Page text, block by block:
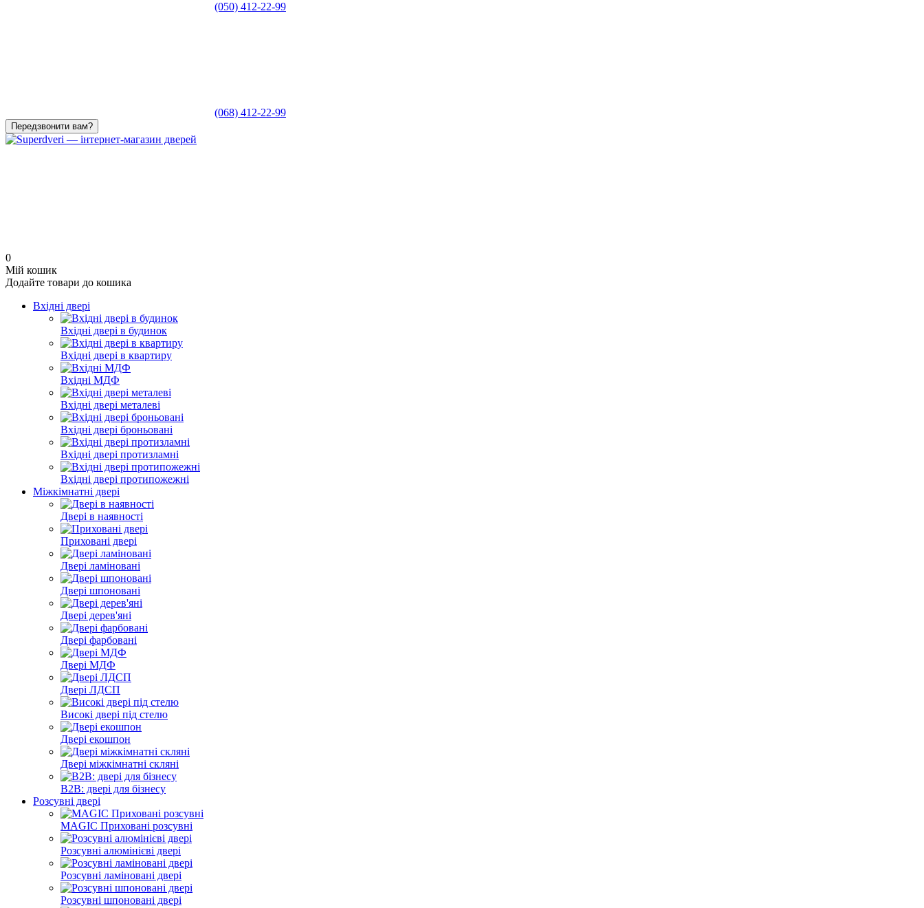
(050) 412-22-99
(068) 412-22-99
Передзвонити вам?
0
Мій кошик
Додайте товари до кошика
Вхідні двері
Вхідні двері в будинок
Вхідні двері в квартиру
Вхідні МДФ
Вхідні двері металеві
Вхідні двері броньовані
Вхідні двері протизламні
Вхідні двері протипожежні
Міжкімнатні двері
Двері в наявності
Приховані двері
Двері ламіновані
Двері шпоновані
Двері дерев'яні
Двері фарбовані
Двері МДФ
Двері ЛДСП
Високі двері під стелю
Двері екошпон
Двері міжкімнатні скляні
B2B: двері для бізнесу
Розсувні двері
MAGIC Приховані розсувні
Розсувні алюмінієві двері
Розсувні ламіновані двері
Розсувні шпоновані двері